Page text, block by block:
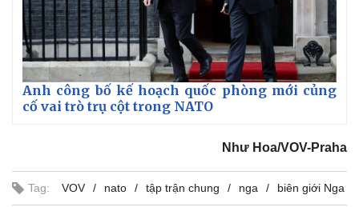
Anh công bố kế hoạch quốc phòng mới củng
cố vai trò trụ cột trong NATO
Như Hoa/VOV-Praha
Tag: VOV nato tập trận chung nga biên giới Nga